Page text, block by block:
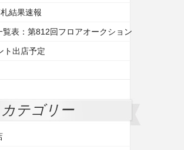
結果速報
覧表：第812回フロアオークション
ト出店予定
カテゴリー